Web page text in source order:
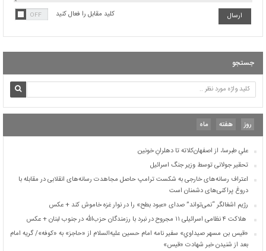
کلید مقابل را فعال کنید
جستجو
روز هفته ماه
اعتراف رسانه‌های خارجی به شکست ترامپ حاصل مجاهدت رسانه‌های انقلابی در مقابله با
دروغ پراکنی‌های دشمنان است
رژیم اشغالگر “نمی‌تواند” صدای «عبود بطح» را در نوار غزه خاموش کند + عکس
هلاکت ۴ نظامی اسرائیلی ۱۱ مجروح در نبرد با رزمندگان حزب‌الله در جنوب لبنان + عکس
«قيس بن مسهر صيداوي» سفیر نامه امام حسین علیه‌السلام از «حاجز» به «کوفه»/ گریه امام
بعد از شنیدن خبر شهادت «قیس»
«نعیم بن عجلان انصاری خزرجی» از شهدای نخستین حمله سپاه دشمن در کربلا
اسامی ۲۹۰ نفر از شهدای پرواز ۶۵۵ ایران ایر
بیوگرافی ۷۲ تن از یاران شیدای امام حسین علیه‌السلام
شهید زهرا محمدی گلپایگانی نوه خردسال رهبر شهید
علیِ طبرسا، از اصفهان‌کلاته تا دهلرانِ خونین
تحقیر جولانی توسط وزیر جنگ اسرائیل
اعتراف رسانه‌های خارجی به شکست ترامپ حاصل مجاهدت رسانه‌های انقلابی در مقابله با
دروغ پراکنی‌های دشمنان است
رژیم اشغالگر “نمی‌تواند” صدای «عبود بطح» را در نوار غزه خاموش کند + عکس
هلاکت ۴ نظامی اسرائیلی ۱۱ مجروح در نبرد با رزمندگان حزب‌الله در جنوب لبنان + عکس
«قيس بن مسهر صيداوي» سفیر نامه امام حسین علیه‌السلام از «حاجز» به «کوفه»/ گریه امام
بعد از شنیدن خبر شهادت «قیس»